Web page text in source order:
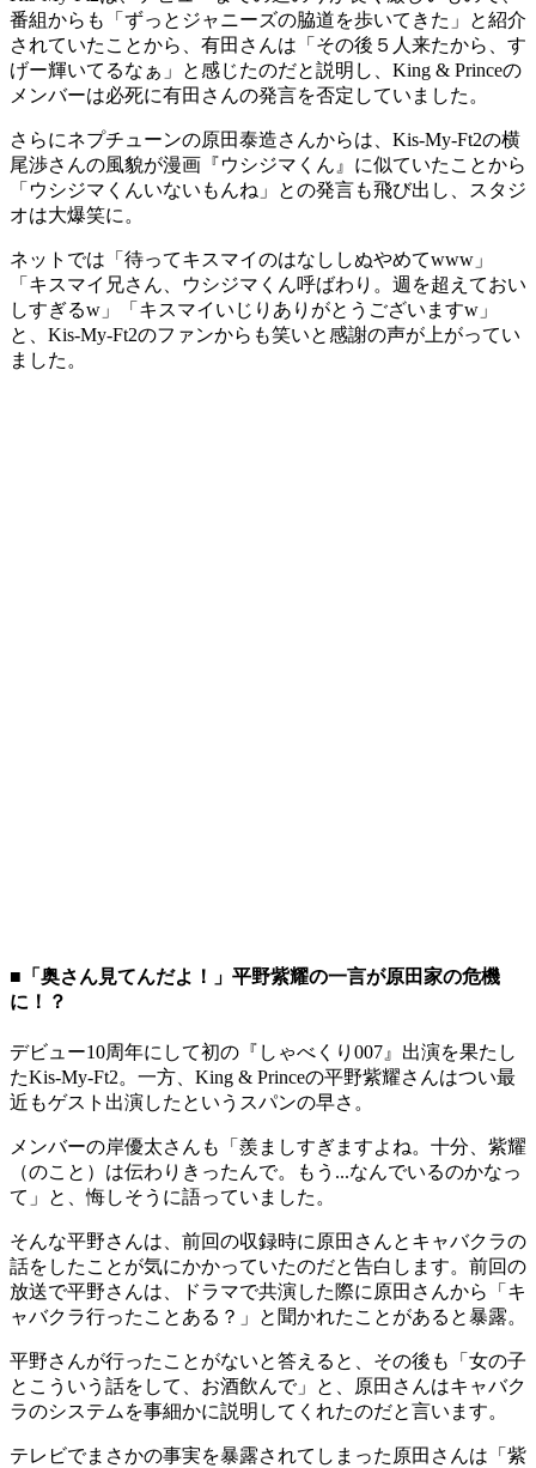
番組からも「ずっとジャニーズの脇道を歩いてきた」と紹介
されていたことから、有田さんは「その後５人来たから、す
げー輝いてるなぁ」と感じたのだと説明し、King & Princeの
メンバーは必死に有田さんの発言を否定していました。
さらにネプチューンの原田泰造さんからは、Kis-My-Ft2の横
尾渉さんの風貌が漫画『ウシジマくん』に似ていたことから
「ウシジマくんいないもんね」との発言も飛び出し、スタジ
オは大爆笑に。
ネットでは「待ってキスマイのはなししぬやめてwww」
「キスマイ兄さん、ウシジマくん呼ばわり。週を超えておい
しすぎるw」「キスマイいじりありがとうございますw」
と、Kis-My-Ft2のファンからも笑いと感謝の声が上がってい
ました。
■「奥さん見てんだよ！」平野紫耀の一言が原田家の危機
に！？
デビュー10周年にして初の『しゃべくり007』出演を果たし
たKis-My-Ft2。一方、King & Princeの平野紫耀さんはつい最
近もゲスト出演したというスパンの早さ。
メンバーの岸優太さんも「羨ましすぎますよね。十分、紫耀
（のこと）は伝わりきったんで。もう...なんでいるのかなっ
て」と、悔しそうに語っていました。
そんな平野さんは、前回の収録時に原田さんとキャバクラの
話をしたことが気にかかっていたのだと告白します。前回の
放送で平野さんは、ドラマで共演した際に原田さんから「キ
ャバクラ行ったことある？」と聞かれたことがあると暴露。
平野さんが行ったことがないと答えると、その後も「女の子
とこういう話をして、お酒飲んで」と、原田さんはキャバク
ラのシステムを事細かに説明してくれたのだと言います。
テレビでまさかの事実を暴露されてしまった原田さんは「紫